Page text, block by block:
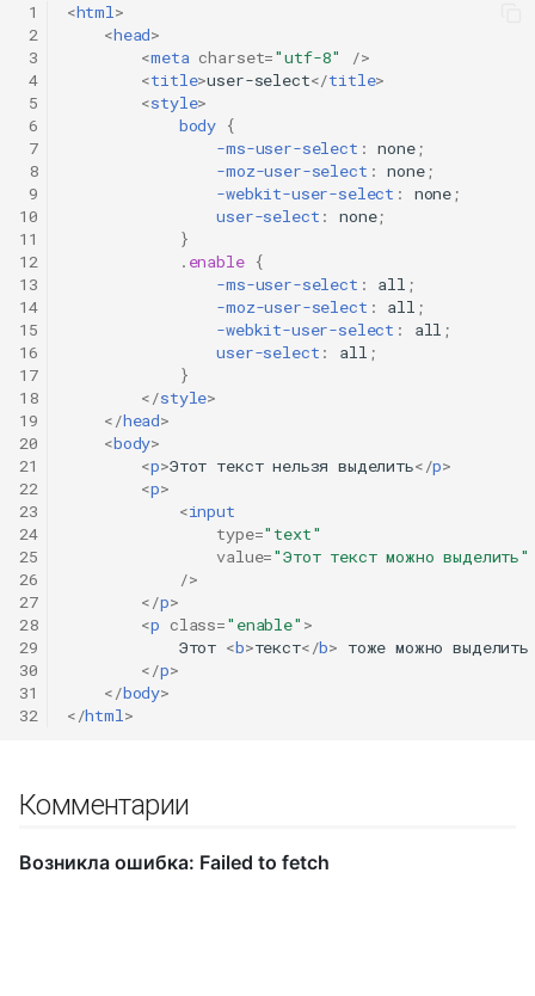
1
2
3
4
5
6
7
8
9
10
11
12
13
14
15
16
17
18
19
20
21
22
23
24
25
26
27
28
29
30
31
32
<html>
<head>
<meta charset="utf-8"
/>
<title>user-select</title>
<style>
body {
-ms-user-select : none;
-moz-user-select : none;
-webkit-user-select : none;
user-select : none;
}
. enable {
-ms-user-select : all ;
-moz-user-select : all ;
-webkit-user-select : all ;
user-select : all ;
}
</style>
</head>
<body>
<p>Этот текст нельзя выделить</p>
<p>
<input
type="text"
value="Этот текст можно выделить"
/>
</p>
<p class="enable" >
            Этот
<b>текст</b> тоже можно выделить
</p>
</body>
</html>
Комментарии